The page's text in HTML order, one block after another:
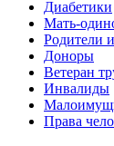
Диабетики
Мать-
Родители
Доноры
Ветеран
Инвалиды
Права